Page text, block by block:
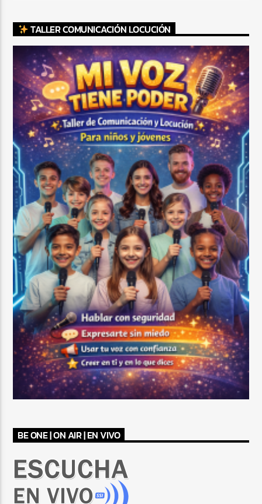
TALLER COMUNICACIÓN LOCUCIÓN
BE ONE | ON AIR | EN VIVO